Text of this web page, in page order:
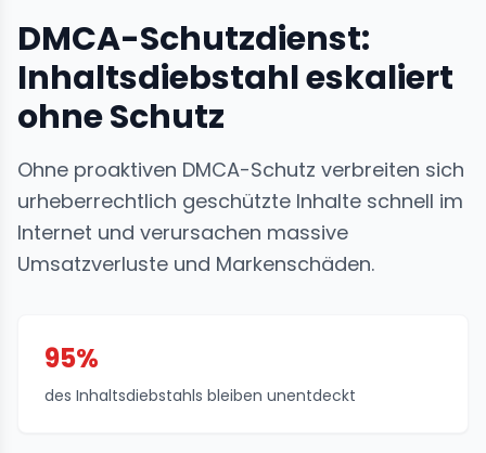
DMCA-Schutzdienst:
Inhaltsdiebstahl eskaliert
ohne Schutz
Ohne proaktiven DMCA-Schutz verbreiten sich
urheberrechtlich geschützte Inhalte schnell im
Internet und verursachen massive
Umsatzverluste und Markenschäden.
95%
des Inhaltsdiebstahls bleiben unentdeckt